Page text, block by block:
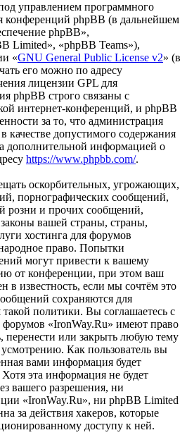
управлением программного
конференций phpBB (в дальнейшем
phpBB»,
Limited», «phpBB Teams»),
«GNU General Public License v2» (в
его можно по адресу
лицензии GPL для
phpBB строго связаны с
интернет-конференций, и phpBB
за то, что администрация
качестве допустимого содержания
дополнительной информацией о
https://www.phpbb.com/.
оскорбительных, угрожающих,
порнографических сообщений,
розни и прочих сообщений,
вашей страны, страны,
хостинга для форумов
право. Попытки
могут привести к вашему
от конференции, при этом ваш
в известность, если мы сочтём это
сохраняются для
политики. Вы соглашаетесь с
форумов «IronWay.Ru» имеют право
перенести или закрыть любую тему
Как пользователь вы
вами информация будет
эта информация не будет
вашего разрешения, ни
«IronWay.Ru», ни phpBB Limited
за действия хакеров, которые
доступу к ней.